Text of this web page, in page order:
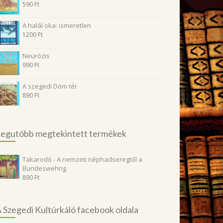
590 Ft
A halál oka: ismeretlen
1200 Ft
Neurózis
990 Ft
A szegedi Dóm tér
890 Ft
megtekintett termékek
Takarodó - A nemzeti néphadseregtől a
Bundeswehrig
890 Ft
Szegedi Kultúrkáló facebook oldala